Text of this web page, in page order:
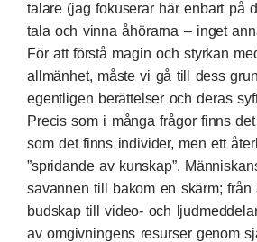
talare (jag fokuserar här enbart på
tala och vinna åhörarna – inget
För att förstå magin och styrkan
allmänhet, måste vi gå till dess
egentligen berättelser och deras
Precis som i många frågor finns
som det finns individer, men ett
”spridande av kunskap”.
savannen till bakom en skärm; från
budskap till video- och
av omgivningens resurser genom